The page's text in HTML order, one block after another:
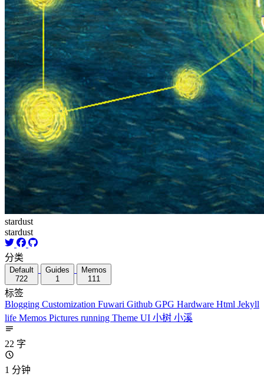
stardust
stardust
分类
Default
722
Guides
1
Memos
111
标签
Blogging Customization Fuwari Github GPG Hardware Html Jekyll
life Memos Pictures running Theme UI 小树 小溪
22 字
1 分钟